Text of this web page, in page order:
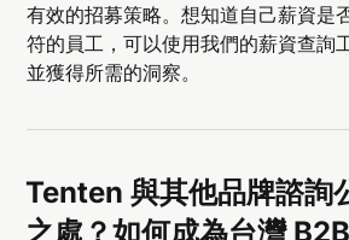
有效的招募策略。想知道自己薪資是
符的員工，可以使用我們的薪資查詢
並獲得所需的洞察。
Tenten 與其他品牌諮詢
之處？如何成為台灣